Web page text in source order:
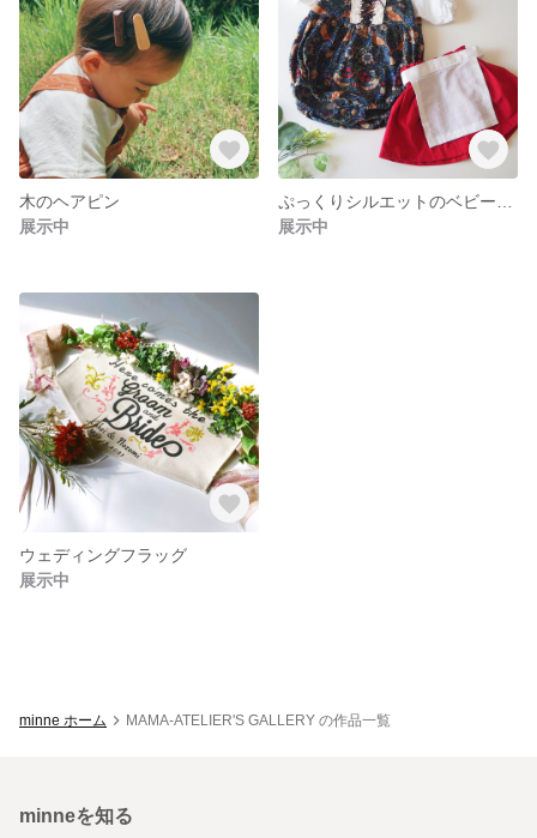
木のヘアピン
展示中
展示中
ウェディングフラッグ
展示中
minne ホーム MAMA-ATELIER'S GALLERY の作品一覧
minneを知る